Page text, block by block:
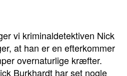
vi kriminaldetektiven Nick
at han er en efterkommer
overnaturlige kræfter.
Burkhardt har set nogle